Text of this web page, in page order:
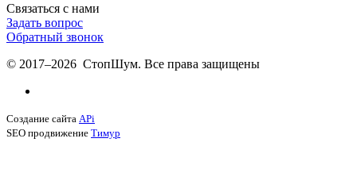
Связаться с нами
Задать вопрос
Обратный звонок
© 2017–2026 СтопШум. Все права защищены
Создание сайта APi
SEO продвижение Тимур